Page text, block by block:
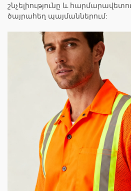
շնչելիությունը և
ծայրահեղ պայմաններում: